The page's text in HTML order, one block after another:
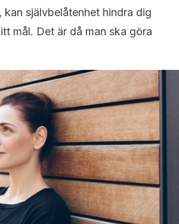
kan självbelåtenhet hindra dig
mål. Det är då man ska göra